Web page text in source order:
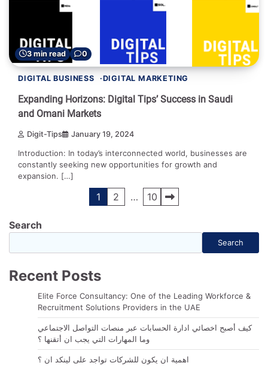
3 min read 0
DIGITAL BUSINESS DIGITAL MARKETING
Expanding Horizons: Digital Tips’ Success in Saudi
and Omani Markets
Digit-Tips January 19, 2024
Introduction: In today’s interconnected world, businesses are
constantly seeking new opportunities for growth and
expansion. […]
navigation
1 2 … 10
Search
Search
Recent Posts
Elite Force Consultancy: One of the Leading Workforce &
Recruitment Solutions Providers in the UAE
كيف أصبح اخصائي ادارة الحسابات عبر منصات التواصل الاجتماعي
وما المهارات التي يجب ان أتقنها ؟
اهمية ان يكون للشركات تواجد على لينكد ان ؟